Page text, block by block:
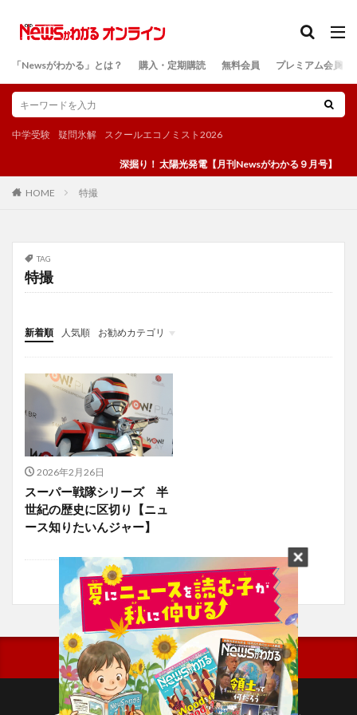
「Newsがわかる」とは？ 購入・定期購読 無料会員 プレミアム会員
中学受験 疑問氷解 スクールエコノミスト2026
深掘り！ 太陽光発電【月刊Newsがわかる９月号】
HOME 特撮
TAG
特撮
新着順 人気順
お勧めカテゴリ
投稿
学び
マンガ
電子書籍
2026年2月26日
スーパー戦隊シリーズ 半
世紀の歴史に区切り【ニュ
ース知りたいんジャー】
検索